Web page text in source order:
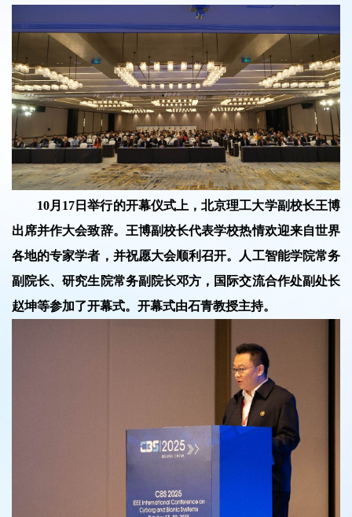
10月17日举行的开幕仪式上，北京理工大学副校长王博
出席并作大会致辞。王博副校长代表学校热情欢迎来自世界
各地的专家学者，并祝愿大会顺利召开。人工智能学院常务
副院长、研究生院常务副院长邓方，国际交流合作处副处长
赵坤等参加了开幕式。开幕式由石青教授主持。